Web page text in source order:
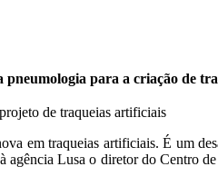
para a criação de
em traqueias artificiais. É um
agência Lusa o diretor do Centro